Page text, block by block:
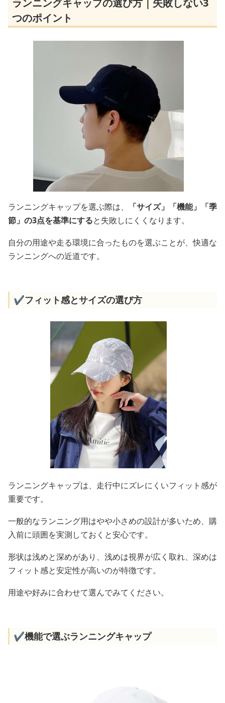
つのポイント
ランニングキャップを選ぶ際は、
「サイズ」「機能」「季
節」の3点を基準にすると失敗しにくくなります。
自分の用途や走る環境に合ったものを選ぶことが、快適な
ランニングへの近道です。
✔️フィット感とサイズの選び方
ランニングキャップは、走行中にズレにくいフィット感が
重要です。
一般的なランニング用はやや小さめの設計が多いため、購
入前に頭囲を実測しておくと安心です。
形状は浅めと深めがあり、浅めは視界が広く取れ、深めは
フィット感と安定性が高いのが特徴です。
用途や好みに合わせて選んでみてください。
✔️機能で選ぶランニングキャップ